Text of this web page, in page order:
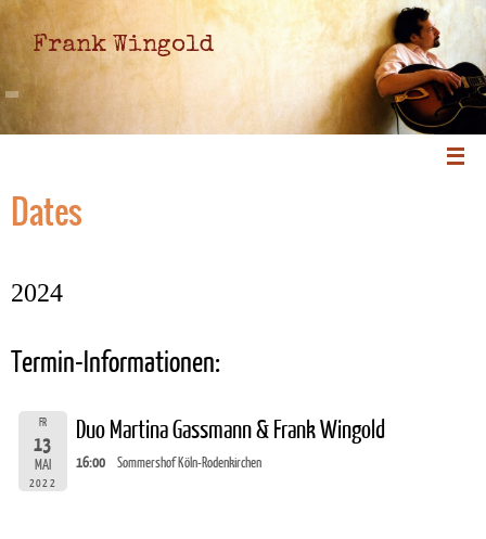
Frank Wingold
Dates
2024
Termin-Informationen:
FR
13
MAI
2022
Duo Martina Gassmann & Frank Wingold
16:00 Sommershof Köln-Rodenkirchen